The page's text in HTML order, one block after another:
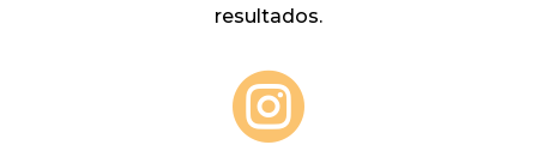
resultados.
